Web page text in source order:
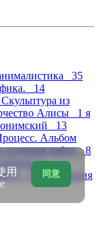
35
14
Скульптура из
Алисы 1 я
13
Альбом
работ. 8
и
3
Абстракция
同意
用